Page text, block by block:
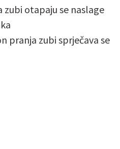
zubi otapaju se naslage
pranja zubi sprječava se